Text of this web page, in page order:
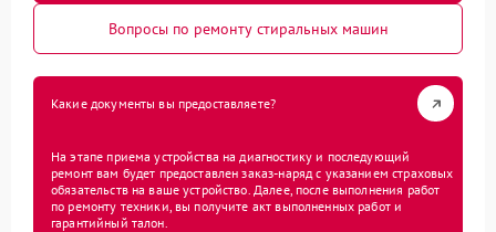
Вопросы по ремонту стиральных машин
Какие документы вы предоставляете?
На этапе приема устройства на диагностику и последующий
ремонт вам будет предоставлен заказ-наряд с указанием страховых
обязательств на ваше устройство. Далее, после выполнения работ
по ремонту техники, вы получите акт выполненных работ и
гарантийный талон.